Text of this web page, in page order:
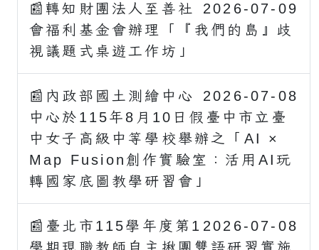
2026-07-09
📰轉知財團法人至善社
會福利基金會辦理「『我們的島』歧
視議題式桌遊工作坊」
2026-07-08
📰內政部國土測繪中心
中心於115年8月10日假臺中市立臺
中女子高級中等學校舉辦之「AI ×
Map Fusion創作實驗室：活用AI玩
轉國家底圖教學研習會」
2026-07-08
📰臺北市115學年度第1